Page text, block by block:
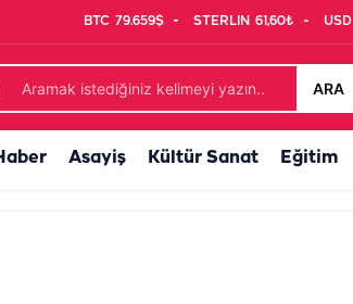
BTC 79.659$ STERLIN 61,60₺ USD
ARA
Asayiş Kültür Sanat Eğitim